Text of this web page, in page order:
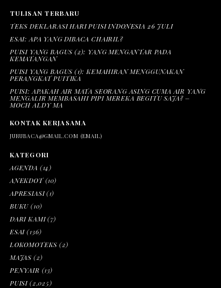
TULISAN TERBARU
TEKS DEKLARASI HARI PUISI INDONESIA 26 JULI
ESAI: APA YANG DIBACA CHAIRIL?
PUISI YANG BAGUS (2): YANG MENGANTAR PADA
KEMATANGAN
PUISI YANG BAGUS (1): KEMAHIRAN MENGGUNAKAN
PERANGKAT PUITIKA
PUISI: APAKAH AIR MATA SEORANG ASING CUMA AIR YANG
MENGALIR MEMBASAHI PIPI MEREKA BEGITU SAJA? –
MOCH ALDY MA
KONTAK KERJASAMA
JURUBACA@GMAIL.COM (EMAIL)
KATEGORI
AGENDA (14)
ANEKDOT(10)
APRESIASI(1)
BUKU (10)
DARI KAMI(7)
ESAI (136)
LOKOMOTEKS (2)
MAJAS (2)
PENYAIR (13)
PUISI (2,025)